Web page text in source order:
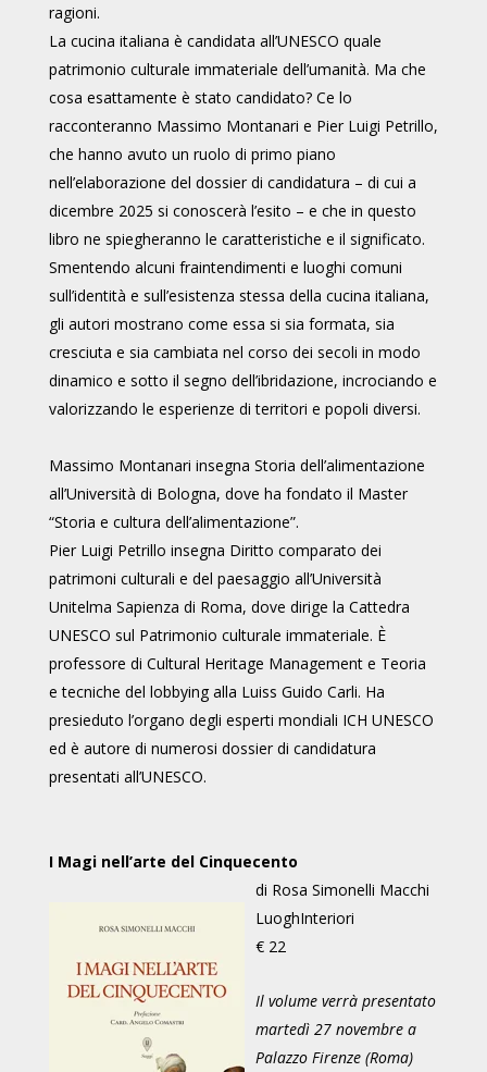
ragioni.
La cucina italiana è candidata all’UNESCO quale
patrimonio culturale immateriale dell’umanità. Ma che
cosa esattamente è stato candidato? Ce lo
racconteranno Massimo Montanari e Pier Luigi Petrillo,
che hanno avuto un ruolo di primo piano
nell’elaborazione del dossier di candidatura – di cui a
dicembre 2025 si conoscerà l’esito – e che in questo
libro ne spiegheranno le caratteristiche e il significato.
Smentendo alcuni fraintendimenti e luoghi comuni
sull’identità e sull’esistenza stessa della cucina italiana,
gli autori mostrano come essa si sia formata, sia
cresciuta e sia cambiata nel corso dei secoli in modo
dinamico e sotto il segno dell’ibridazione, incrociando e
valorizzando le esperienze di territori e popoli diversi.
Massimo Montanari insegna Storia dell’alimentazione
all’Università di Bologna, dove ha fondato il Master
“Storia e cultura dell’alimentazione”.
Pier Luigi Petrillo insegna Diritto comparato dei
patrimoni culturali e del paesaggio all’Università
Unitelma Sapienza di Roma, dove dirige la Cattedra
UNESCO sul Patrimonio culturale immateriale. È
professore di Cultural Heritage Management e Teoria
e tecniche del lobbying alla Luiss Guido Carli. Ha
presieduto l’organo degli esperti mondiali ICH UNESCO
ed è autore di numerosi dossier di candidatura
presentati all’UNESCO.
I Magi nell’arte del Cinquecento
di Rosa Simonelli Macchi
LuoghInteriori
€ 22
Il volume verrà presentato
martedì 27 novembre a
Palazzo Firenze (Roma)